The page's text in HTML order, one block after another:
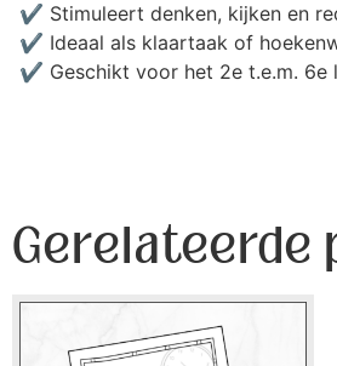
✔ Stimuleert denken, kijken en
✔ Ideaal als klaartaak of
✔ Geschikt voor het 2e t.e.m. 6e
Gerelateerde